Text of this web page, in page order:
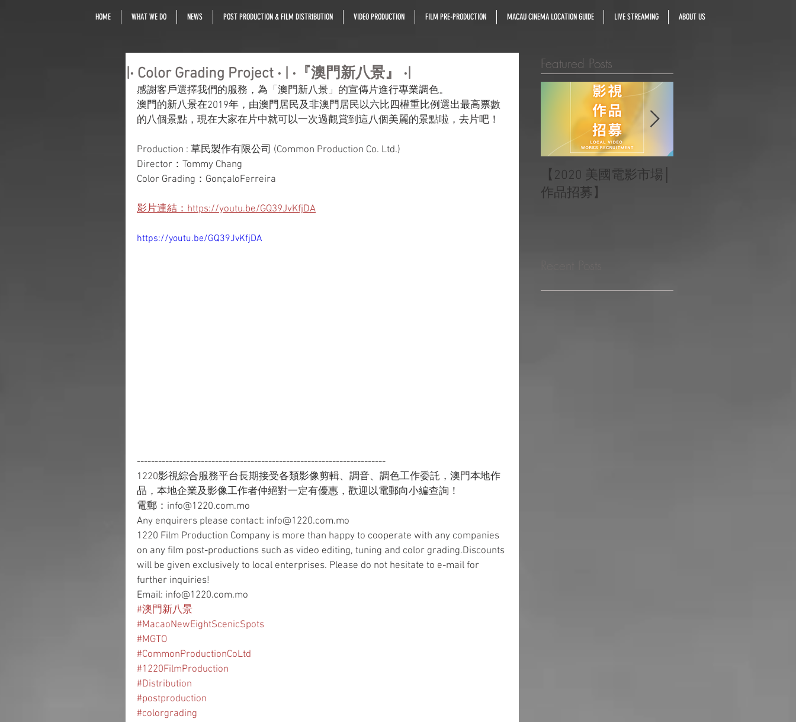
HOME WHAT WE DO NEWS POST PRODUCTION & FILM DISTRIBUTION VIDEO PRODUCTION FILM PRE-PRODUCTION MACAU CINEMA LOCATION GUIDE LIVE STREAMING ABOUT US
|‧ Color Grading Project ‧ | ‧『澳門新八景』 ‧|
感謝客戶選擇我們的服務，為「澳門新八景」的宣傳片進行專業調色。
澳門的新八景在2019年，由澳門居民及非澳門居民以六比四權重比例選出最高票數
的八個景點，現在大家在片中就可以一次過觀賞到這八個美麗的景點啦，去片吧！
Production : 草民製作有限公司 (Common Production Co. Ltd.)
Director：Tommy Chang
Color Grading：GonçaloFerreira
影片連結：https://youtu.be/GQ39JvKfjDA
https://youtu.be/GQ39JvKfjDA
----------------------------------------------------------------------
1220影視綜合服務平台長期接受各類影像剪輯、調音、調色工作委託，澳門本地作
品，本地企業及影像工作者仲絕對一定有優惠，歡迎以電郵向小編查詢！
電郵：info@1220.com.mo
Any enquirers please contact: info@1220.com.mo
1220 Film Production Company is more than happy to cooperate with any companies
on any film post-productions such as video editing, tuning and color grading.Discounts
will be given exclusively to local enterprises. Please do not hesitate to e-mail for
further inquiries!
Email: info@1220.com.mo
#澳門新八景
#MacaoNewEightScenicSpots
#MGTO
#CommonProductionCoLtd
#1220FilmProduction
#Distribution
#postproduction
#colorgrading
Featured Posts
【2020 美國電影市場│
作品招募】